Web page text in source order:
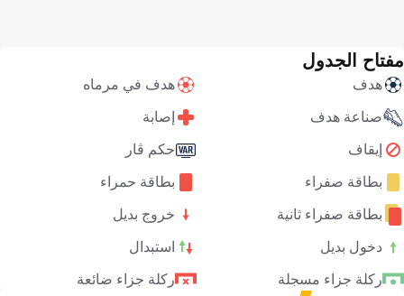
مفتاح الجدول
هدف هدف في مرماه
صناعة هدف إصابة
إيقاف حكم ڤار
بطاقة صفراء بطاقة حمراء
بطاقة صفراء ثانية خروج بديل
دخول بديل استبدال
ركلة جزاء مسجلة ركلة جزاء ضائعة